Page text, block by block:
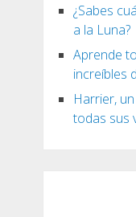
¿Sabes
a la Luna?
Aprende
increíbles
Harrier,
todas sus